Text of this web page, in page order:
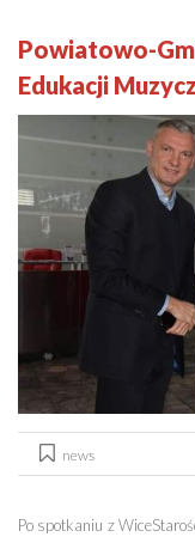
Powiatowo-
Edukacji
news
Po spotkaniu z